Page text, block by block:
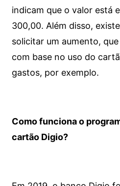
indicam que o valor está
300,00. Além disso,
solicitar um aumento,
com base no uso do
gastos, por exemplo.
Como funciona o
cartão Digio?